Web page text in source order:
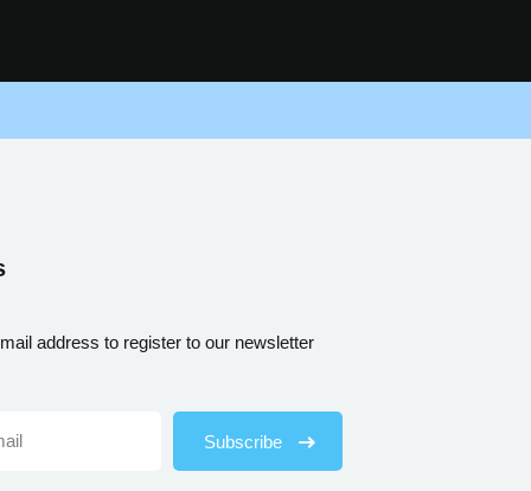
address to register to our newsletter
Subscribe